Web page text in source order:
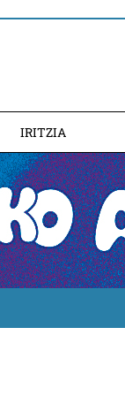
IRITZIA